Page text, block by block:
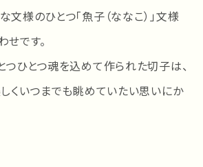
様のひとつ「魚子（ななこ）」文様
です。
ひとつ魂を込めて作られた切子は、
くいつまでも眺めていたい思いにか